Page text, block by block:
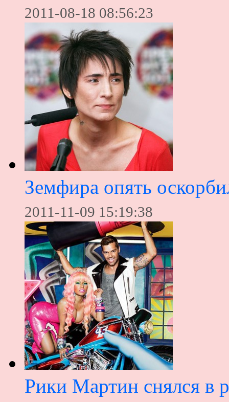
2011-08-18 08:56:23
Земфира опять
2011-11-09 15:19:38
Рики Мартин снялся в